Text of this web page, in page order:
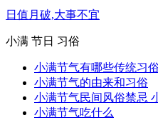
日值月破,大事不宜
小满 节日 习俗
小满节气有哪些传统习俗
小满节气的由来和习俗
小满节气民间风俗禁忌
小满节气吃什么